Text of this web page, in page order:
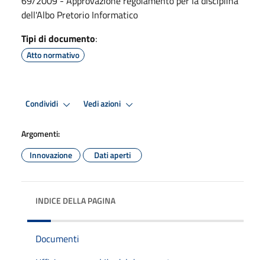
dell'Albo Pretorio Informatico
Tipi di documento:
Atto normativo
Condividi Vedi azioni
Argomenti:
Innovazione
Dati aperti
INDICE DELLA PAGINA
Documenti